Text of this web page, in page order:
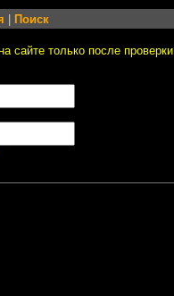
Поиск
сайте только после проверки